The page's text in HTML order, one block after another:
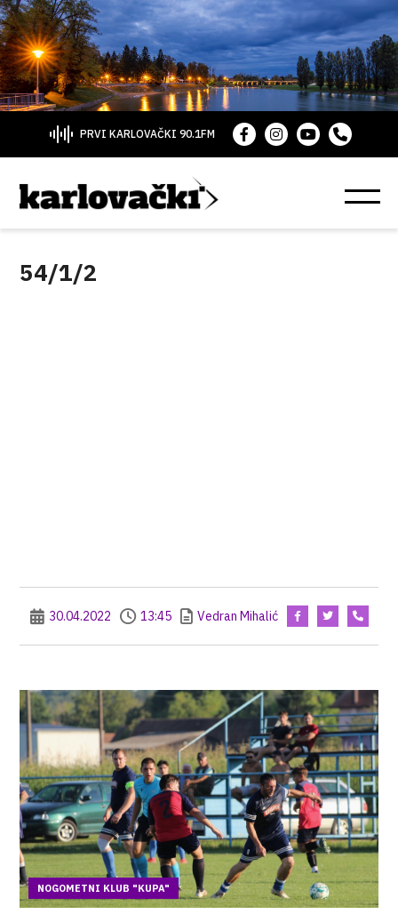
PRVI KARLOVAČKI 90.1FM
54/1/2
30.04.2022 13:45 Vedran Mihalić
NOGOMETNI KLUB "KUPA"